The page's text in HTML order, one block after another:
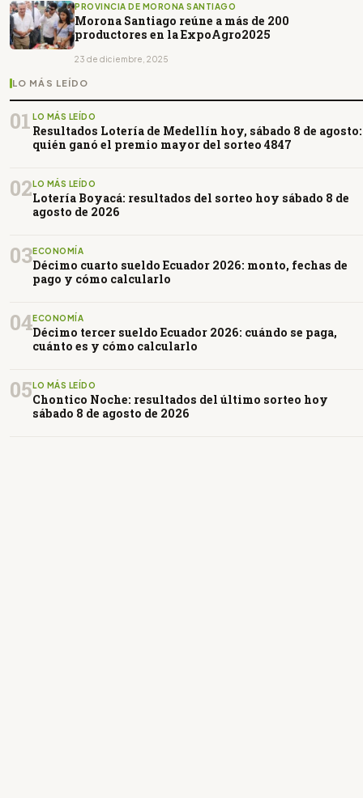
PROVINCIA DE MORONA SANTIAGO
Morona Santiago reúne a más de 200
productores en la ExpoAgro2025
23 de diciembre, 2025
LO MÁS LEÍDO
01 LO MÁS LEÍDO
Resultados Lotería de Medellín hoy, sábado 8 de agosto:
quién ganó el premio mayor del sorteo 4847
02LO MÁS LEÍDO
Lotería Boyacá: resultados del sorteo hoy sábado 8 de
agosto de 2026
03ECONOMÍA
Décimo cuarto sueldo Ecuador 2026: monto, fechas de
pago y cómo calcularlo
04ECONOMÍA
Décimo tercer sueldo Ecuador 2026: cuándo se paga,
cuánto es y cómo calcularlo
05LO MÁS LEÍDO
Chontico Noche: resultados del último sorteo hoy
sábado 8 de agosto de 2026